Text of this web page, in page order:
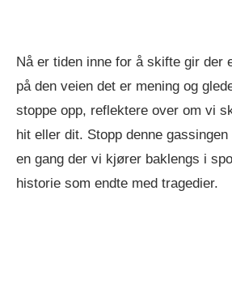
Nå er tiden inne for å skifte gir der
på den veien det er mening og
stoppe opp, reflektere over om vi
hit eller dit. Stopp denne
en gang der vi kjører baklengs i
historie som endte med tragedier.